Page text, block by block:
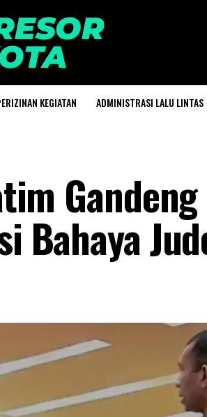
KEGIATAN ADMINISTRASI LALU LINTAS
Gandeng
Bahaya